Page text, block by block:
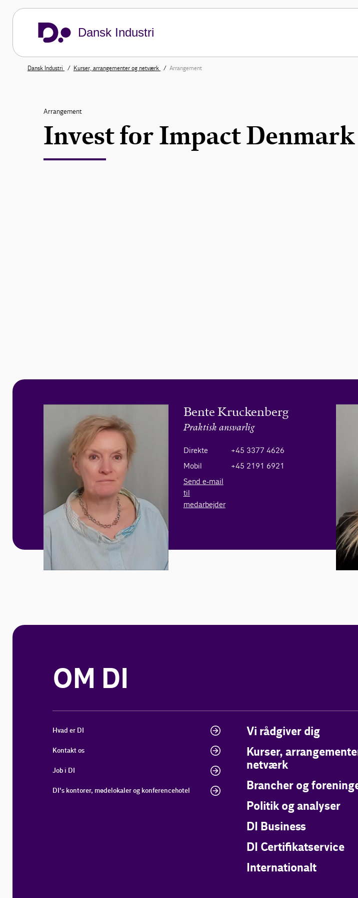
Dansk Industri
Dansk Industri Kurser, arrangementer og netværk Arrangement
Arrangement
Invest for Impact Denmark
Bente Kruckenberg
Praktisk ansvarlig
Direkte
+45 3377 4626
Mobil
+45 2191 6921
Send e-mail
til
medarbejder
OM DI
Hvad er DI
Kontakt os
Job i DI
DI's kontorer, mødelokaler og konferencehotel
Vi rådgiver dig
Kurser,
netværk
Brancher og
Politik og analyser
DI Business
DI Certifikatservice
Internationalt